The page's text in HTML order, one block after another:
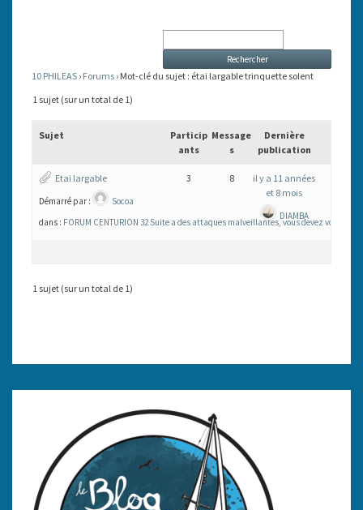
TRINQUETTE
SOLENT
10 PHILEAS › Forums › Mot-clé du sujet : étai largable trinquette solent
1 sujet (sur un total de 1)
Sujet
Particip
ants
Message
s
Dernière
publication
Etai largable
Démarré par :
Socoa
dans : FORUM CENTURION 32 Suite a des attaques malveillantes, vous devez vous
3 8
il y a 11 années
et 8 mois
DIAMBA
1 sujet (sur un total de 1)